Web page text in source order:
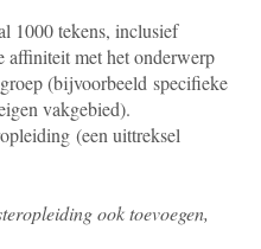
1000 tekens, inclusief
affiniteit met het onderwerp
(bijvoorbeeld specifieke
vakgebied).
(een uittreksel
ook toevoegen,